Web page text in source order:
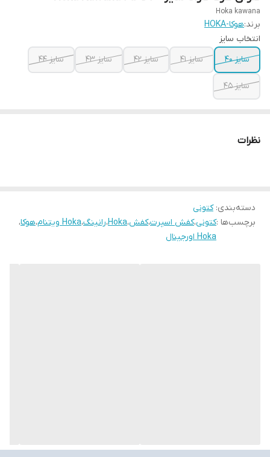
Hoka kawana
برند:هوکا-HOKA
انتخاب سایز
سایز ۴۰
سایز ۴۱ سایز ۴۲ سایز ۴۳ سایز ۴۴
سایز ۴۵
نظرات
دسته‌بندی:کتونی
برچسب‌ها :کتونی،کفش اسپرت،کفش،Hoka،رانینگ،Hoka ویتنام ،هوکا،
Hoka اورجینال